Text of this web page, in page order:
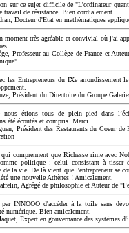
sur ce sujet difficile de "L'ordinateur
travail de résistance. Bien cordialement
Docteur d'Etat en mathématiques
moment très agréable et convivial où j'ai
Professeur au Collège de France et
les Entrepreneurs du IXe arrondissement
Président du Directoire du Groupe
nous étions tous de plein pied dans
été écoutés et compris. Merci.
Président des Restaurants du Coeur
comprennent que Richesse rime avec
politique : celui consistant à tisser
de la vie. De là vient que l'entrepreneur se
une nouvelle Athènes ! Amicalement.
Agrégé de philosophie et Auteur de
INNOOO d'accéder à la toile sans
numérique. Bien amicalement.
Expert en gouvernance des systèmes